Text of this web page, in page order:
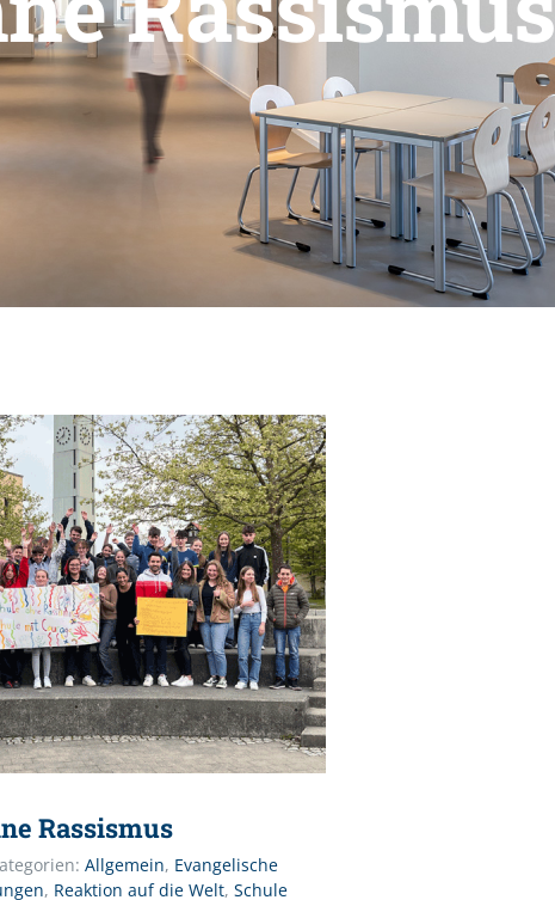
Rassismus
Allgemein, Evangelische
, Reaktion auf die Welt, Schule